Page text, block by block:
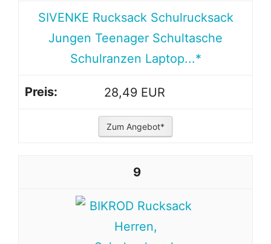
SIVENKE Rucksack Schulrucksack
Jungen Teenager Schultasche
Schulranzen Laptop...*
28,49 EUR
Zum Angebot*
9